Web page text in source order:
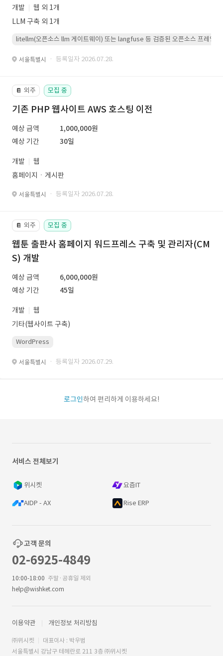
개발
웹 외 1개
LLM 구축 외 1개
litellm(오픈소스 llm 게이트웨이) 또는 langfuse 등 검증된 오픈소스 프레임워
서울특별시 · 등록일자 2026.07.28.
📔 외주 모집 중
기존 PHP 웹사이트 AWS 호스팅 이전
예상 금액
1,000,000원
예상 기간
30일
개발
웹
홈페이지ㆍ게시판
서울특별시 · 등록일자 2026.07.28.
📔 외주 모집 중
웹툰 출판사 홈페이지 워드프레스 구축 및 관리자(CM
S) 개발
예상 금액
6,000,000원
예상 기간
45일
개발
웹
기타(웹사이트 구축)
WordPress
서울특별시 · 등록일자 2026.07.29.
로그인하여 편리하게 이용하세요!
서비스 전체보기
위시켓 요즘IT
AIDP - AX Rise ERP
고객 문의
02-6925-4849
10:00-18:00 주말·공휴일 제외
help@wishket.com
이용약관 개인정보 처리방침
㈜위시켓
대표이사 : 박우범
서울특별시 강남구 테헤란로 211 3층 ㈜위시켓